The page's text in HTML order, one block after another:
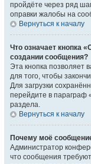
пройдёте через ряд
оправки жалобы на
Вернуться к началу
Что означает кнопка
создании сообщения?
Эта кнопка позволяет
для того, чтобы
Для загрузки
перейдите в параграф
раздела.
Вернуться к началу
Почему моё
Администратор
что сообщения